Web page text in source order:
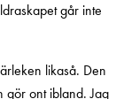
går inte
likaså. Den
gör ont ibland. Jag